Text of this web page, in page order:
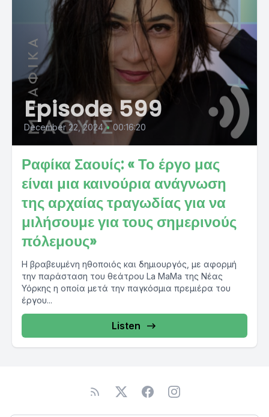
Episode 599
December 22, 2024 • 00:16:20
Ραφίκα Σαουίς: « Το έργο μας
είναι μια καινούρια ανάγνωση
της αρχαίας τραγωδίας για να
μιλήσουμε για τους σημερινούς
πόλεμους»
Η βραβευμένη ηθοποιός και δημιουργός, με αφορμή
την παράσταση του θεάτρου La MaMa της Νέας
Υόρκης η οποία μετά την παγκόσμια πρεμιέρα του
έργου...
Listen